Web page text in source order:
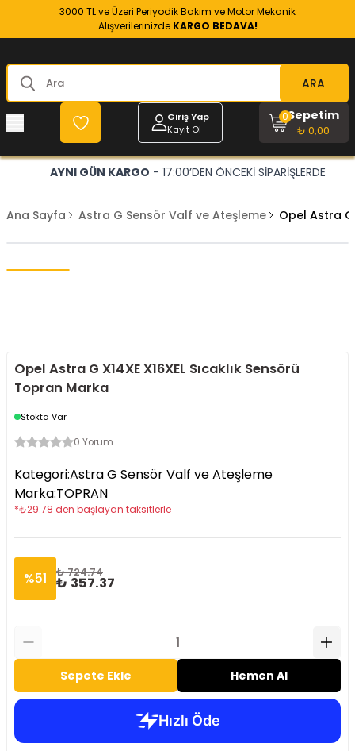
3000 TL ve Üzeri Periyodik Bakım ve Motor Mekanik
Alışverilerinizde KARGO BEDAVA!
ARA
Giriş Yap
Kayıt Ol
Sepetim
₺ 0,00
0
AYNI GÜN KARGO - 17:00’DEN ÖNCEKİ SİPARİŞLERDE
Ana Sayfa Astra G Sensör Valf ve Ateşleme Opel Astra G
Opel Astra G X14XE X16XEL Sıcaklık Sensörü
Topran Marka
Stokta Var
0 Yorum
Kategori:Astra G Sensör Valf ve Ateşleme
Marka:TOPRAN
*₺29.78 den başlayan taksitlerle
%51 ₺ 724.74
₺ 357.37
Sepete Ekle Hemen Al